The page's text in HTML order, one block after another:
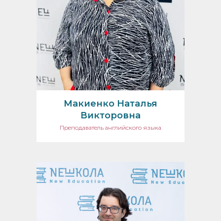
Макиенко Наталья
Викторовна
Преподаватель английского языка